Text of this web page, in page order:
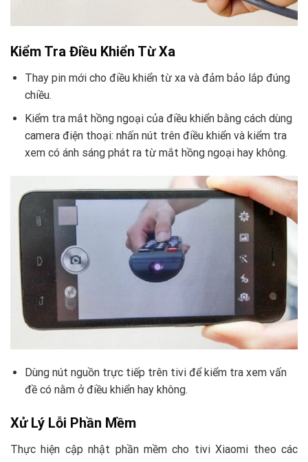
Kiểm Tra Điều Khiển Từ Xa
Thay pin mới cho điều khiển từ xa và đảm bảo lắp đúng
chiều.
Kiểm tra mắt hồng ngoại của điều khiển bằng cách dùng
camera điện thoại: nhấn nút trên điều khiển và kiểm tra
xem có ánh sáng phát ra từ mắt hồng ngoại hay không.
Dùng nút nguồn trực tiếp trên tivi để kiểm tra xem vấn
đề có nằm ở điều khiển hay không.
Xử Lý Lỗi Phần Mềm
Thực hiện cập nhật phần mềm cho tivi Xiaomi theo các